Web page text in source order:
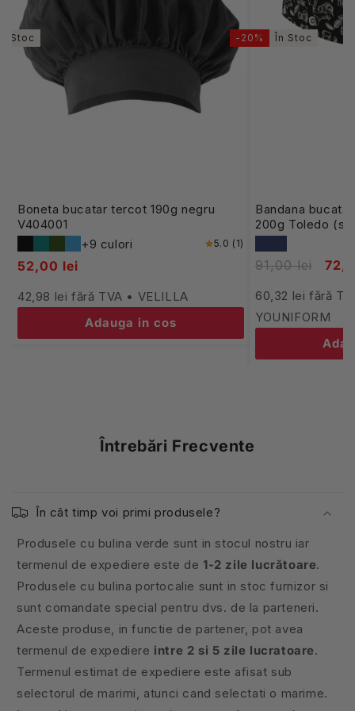
Stoc
Boneta bucatar tercot 190g negru
V404001
+9 culori
5.0 (1)
52,00 lei
42,98 lei fără TVA • VELILLA
Adauga in cos
-20% În Stoc
Bandana
200g Toledo
91,00 lei
60,32 lei fără
YOUNIFORM
Întrebări Frecvente
În cât timp voi primi produsele?
Produsele cu bulina verde sunt in stocul nostru iar
termenul de expediere este de1-2 zile lucrătoare.
Produsele cu bulina portocalie sunt in stoc furnizor si
sunt comandate special pentru dvs. de la parteneri.
Aceste produse, in functie de partener, pot avea
termenul de expediere intre 2 si 5 zile lucratoare.
Termenul estimat de expediere este afisat sub
selectorul de marimi, atunci cand selectati o marime.